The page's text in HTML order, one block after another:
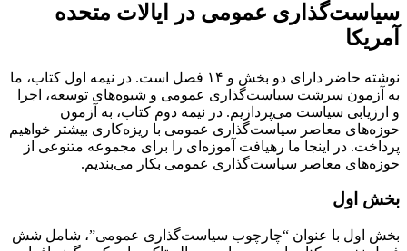
سیاست‌گذاری عمومی در ایالات متحده
آمریکا
نوشته حاضر دارای دو بخش و ۱۴ فصل است. در نیمه اول کتاب، ما
به آزمون سرشت سیاست‌گذاری عمومی و شیوه‌های توسعه، اجرا
و ارزیابی سیاست می‌پردازیم. در نیمه دوم کتاب، به آزمون
حوزه‌های معاصر سیاست‌گذاری عمومی با ریزه‌کاری‌ بیشتر خواهیم
پرداخت. در اینجا ما رهیافت آموزه‌ای را برای مجموعه متنوعی از
حوزه‌های معاصر سیاست‌گذاری عمومی بکار می‌بندیم.
بخش اول
بخش اول با عنوان “چارچوب سیاست‌گذاری عمومی”، شامل شش